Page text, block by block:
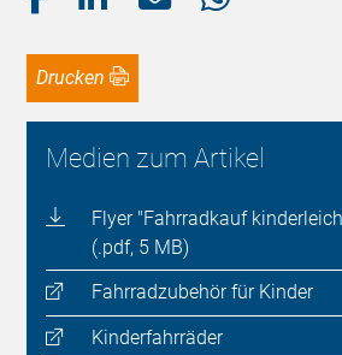
Drucken
Medien zum Artikel
Flyer "Fahrradkauf
(.pdf, 5 MB)
Fahrradzubehör für Kinder
Kinderfahrräder